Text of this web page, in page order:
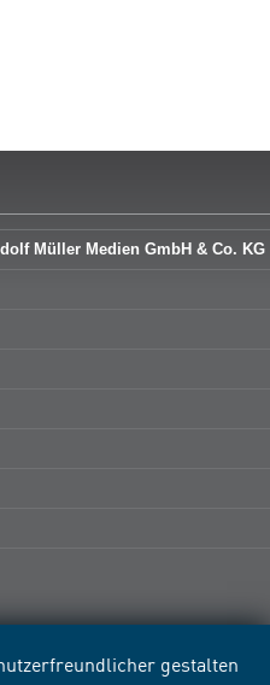
gestalten
Müller Medien GmbH & Co. KG